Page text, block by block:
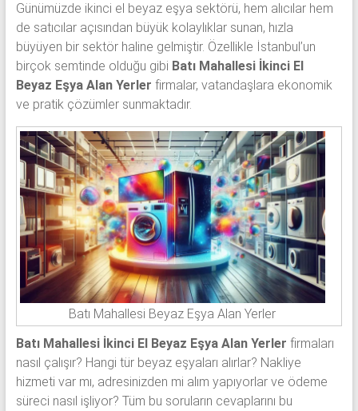
Günümüzde ikinci el beyaz eşya sektörü, hem alıcılar hem
de satıcılar açısından büyük kolaylıklar sunan, hızla
büyüyen bir sektör haline gelmiştir. Özellikle İstanbul’un
birçok semtinde olduğu gibi Batı Mahallesi İkinci El
Beyaz Eşya Alan Yerler firmalar, vatandaşlara ekonomik
ve pratik çözümler sunmaktadır.
Batı Mahallesi Beyaz Eşya Alan Yerler
Batı Mahallesi İkinci El Beyaz Eşya Alan Yerler firmaları
nasıl çalışır? Hangi tür beyaz eşyaları alırlar? Nakliye
hizmeti var mı, adresinizden mi alım yapıyorlar ve ödeme
süreci nasıl işliyor? Tüm bu soruların cevaplarını bu